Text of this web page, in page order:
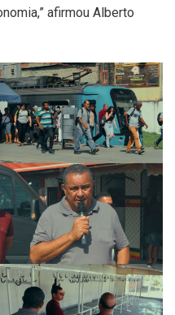
afirmou Alberto